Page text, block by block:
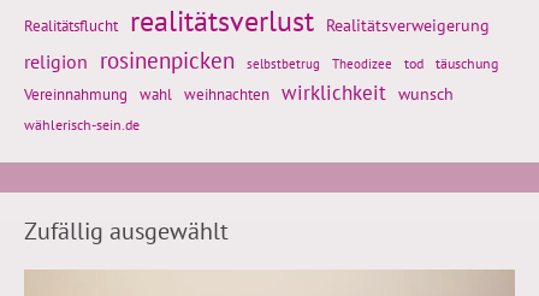
Realitätsflucht realitätsverlust Realitätsverweigerung
religion rosinenpicken selbstbetrug Theodizee tod täuschung
Vereinnahmung wahl weihnachten wirklichkeit wunsch
wählerisch-sein.de
Zufällig ausgewählt